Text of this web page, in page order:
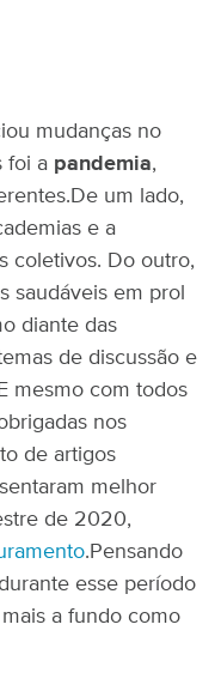
mudanças no
foi a pandemia,
De um lado,
e a
coletivos. Do outro,
saudáveis em prol
diante das
de discussão e
E mesmo com todos
nos
de artigos
melhor
de 2020,
. Pensando
esse período
a fundo como